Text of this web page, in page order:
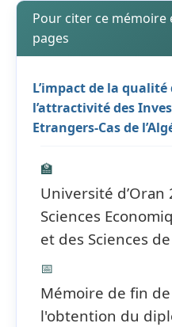
Pour citer ce mémoire
pages
L’impact de la
l’attractivité des
Etrangers-Cas de
🏫
Université d’Oran
Sciences
et des Sciences
📅
Mémoire de fin
l'obtention du